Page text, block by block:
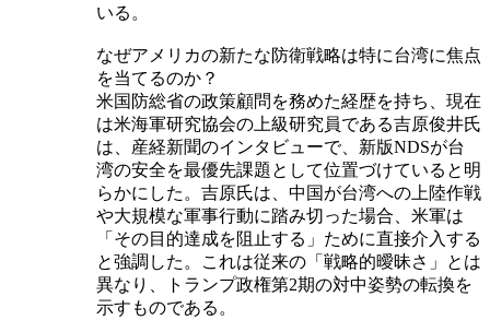
いる。
なぜアメリカの新たな防衛戦略は特に台湾に焦点
を当てるのか？
米国防総省の政策顧問を務めた経歴を持ち、現在
は米海軍研究協会の上級研究員である吉原俊井氏
は、産経新聞のインタビューで、新版NDSが台
湾の安全を最優先課題として位置づけていると明
らかにした。吉原氏は、中国が台湾への上陸作戦
や大規模な軍事行動に踏み切った場合、米軍は
「その目的達成を阻止する」ために直接介入する
と強調した。これは従来の「戦略的曖昧さ」とは
異なり、トランプ政権第2期の対中姿勢の転換を
示すものである。